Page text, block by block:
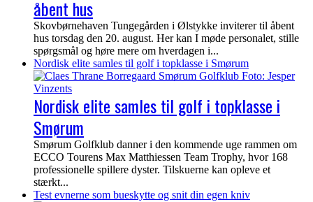
åbent hus
Skovbørnehaven Tungegården i Ølstykke inviterer til åbent
hus torsdag den 20. august. Her kan I møde personalet, stille
spørgsmål og høre mere om hverdagen i...
Nordisk elite samles til golf i topklasse i Smørum
Nordisk elite samles til golf i topklasse i
Smørum
Smørum Golfklub danner i den kommende uge rammen om
ECCO Tourens Max Matthiessen Team Trophy, hvor 168
professionelle spillere dyster. Tilskuerne kan opleve et
stærkt...
Test evnerne som bueskytte og snit din egen kniv